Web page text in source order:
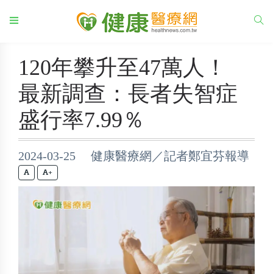
120年攀升至47萬人！
最新調查：長者失智症
盛行率7.99％
2024-03-25 健康醫療網／記者鄭宜芬報導
+